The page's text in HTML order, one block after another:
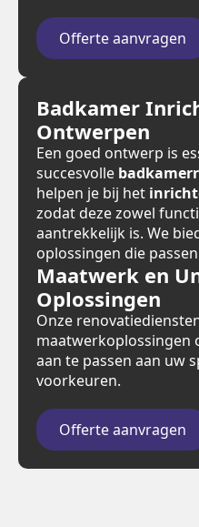
Offerte aanvragen
Badkamer
Ontwerpen
Een goed ontwerp is
succesvolle
helpen je bij het
zodat deze zowel
aantrekkelijk is. We
oplossingen die
Maatwerk en
Oplossingen
Onze
maatwerkoplossingen
aan te passen aan uw
voorkeuren.
Offerte aanvragen